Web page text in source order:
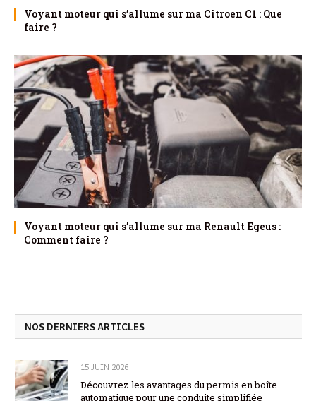
Voyant moteur qui s’allume sur ma Citroen C1 : Que
faire ?
Voyant moteur qui s’allume sur ma Renault Egeus :
Comment faire ?
NOS DERNIERS ARTICLES
15 JUIN 2026
Découvrez les avantages du permis en boîte
automatique pour une conduite simplifiée